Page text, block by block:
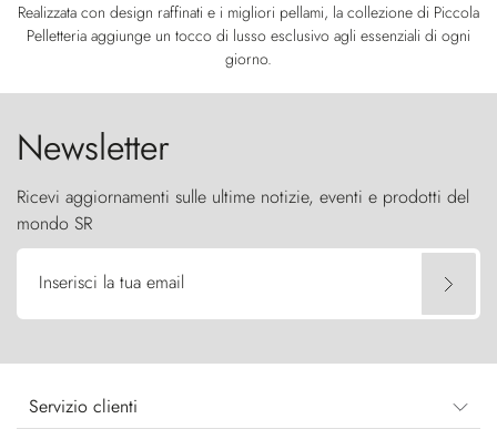
Realizzata con design raffinati e i migliori pellami, la collezione di Piccola
Pelletteria aggiunge un tocco di lusso esclusivo agli essenziali di ogni
giorno.
Newsletter
Ricevi aggiornamenti sulle ultime notizie, eventi e prodotti del
mondo SR
Inserisci la tua email
Servizio clienti